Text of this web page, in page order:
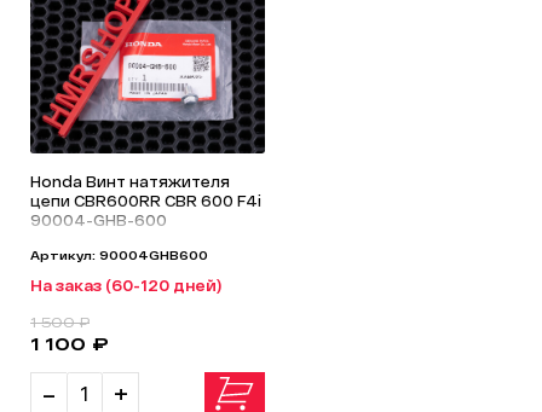
Honda Винт натяжителя
цепи CBR600RR CBR 600 F4i
90004-GHB-600
Артикул: 90004GHB600
На заказ (60-120 дней)
- +
1 100 ₽
1 500 ₽